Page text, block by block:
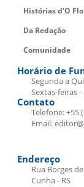
Histórias d’O
Da Redação
Comunidade
Horário de
Segunda a
Sextas-feiras -
Contato
Telefone: +55
Email:
Endereço
Rua Borges
Cunha - RS